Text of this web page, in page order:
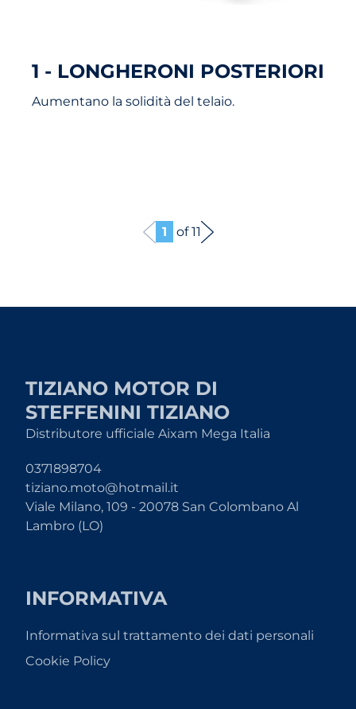
1 - LONGHERONI POSTERIORI
Aumentano la solidità del telaio.
1 of 11
TIZIANO MOTOR DI
STEFFENINI TIZIANO
Distributore ufficiale Aixam Mega Italia
0371898704
tiziano.moto@hotmail.it
Viale Milano, 109 - 20078 San Colombano Al
Lambro (LO)
INFORMATIVA
Informativa sul trattamento dei dati personali
Cookie Policy